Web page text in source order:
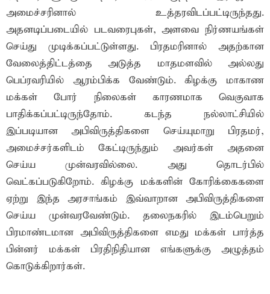
அமைச்சரினால் உத்தரவிடப்பட்டிருந்தது.
அதனடிப்படையில் படவரைபுகள், அளவை நிர்ணயங்கள்
செய்து முடிக்கப்பட்டுள்ளது. பிரதமரினால் அதற்கான
வேலைத்திட்டத்தை அடுத்த மாதமளவில் அல்லது
பெப்ரவரியில் ஆரம்பிக்க வேண்டும். கிழக்கு மாகாண
மக்கள் போர் நிலைகள் காரணமாக வெகுவாக
பாதிக்கப்பட்டிருந்தோம். கடந்த நல்லாட்சியில்
இப்படியான அபிவிருத்திகளை செய்யுமாறு பிரதமர்,
அமைச்சர்களிடம் கேட்டிருந்தும் அவர்கள் அதனை
செய்ய முன்வரவில்லை. அது தொடர்பில்
வெட்கப்படுகிறோம். கிழக்கு மக்களின் கோரிக்கைகளை
ஏற்று இந்த அரசாங்கம் இவ்வாறான அபிவிருத்திகளை
செய்ய முன்வரவேண்டும். தலைநகரில் இடம்பெறும்
பிரமாண்டமான அபிவிருத்திகளை எமது மக்கள் பார்த்த
பின்னர் மக்கள் பிரதிநிதியான எங்களுக்கு அழுத்தம்
கொடுக்கிறார்கள்.